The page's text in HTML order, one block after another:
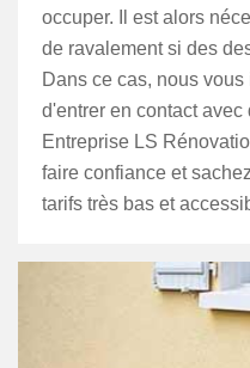
occuper. Il est alors
de ravalement si des
Dans ce cas, nous
d'entrer en contact
Entreprise LS
faire confiance et
tarifs très bas et